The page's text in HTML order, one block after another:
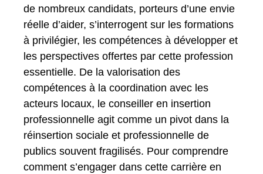
de nombreux candidats, porteurs d’une envie
réelle d’aider, s’interrogent sur les formations
à privilégier, les compétences à développer et
les perspectives offertes par cette profession
essentielle. De la valorisation des
compétences à la coordination avec les
acteurs locaux, le conseiller en insertion
professionnelle agit comme un pivot dans la
réinsertion sociale et professionnelle de
publics souvent fragilisés. Pour comprendre
comment s’engager dans cette carrière en